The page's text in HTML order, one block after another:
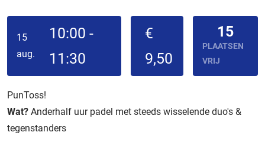
15
aug.
10:00 -
11:30
€
9,50
15
PLAATSEN
VRIJ
PunToss!
Wat? Anderhalf uur padel met steeds wisselende duo's &
tegenstanders